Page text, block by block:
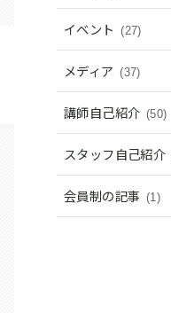
イベント (27)
メディア (37)
講師自己紹介 (50)
スタッフ自己紹介
会員制の記事 (1)